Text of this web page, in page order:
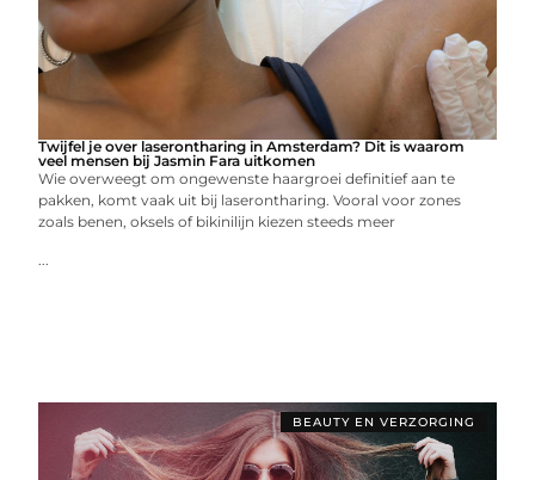
Twijfel je over laserontharing in Amsterdam? Dit is waarom
veel mensen bij Jasmin Fara uitkomen
Wie overweegt om ongewenste haargroei definitief aan te
pakken, komt vaak uit bij laserontharing. Vooral voor zones
zoals benen, oksels of bikinilijn kiezen steeds meer
...
BEAUTY EN VERZORGING